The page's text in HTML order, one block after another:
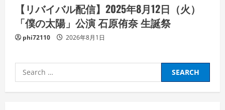
【リバイバル配信】2025年8月12日（火）
「僕の太陽」公演 石原侑奈 生誕祭
phi72110 2026年8月1日
Search
for: